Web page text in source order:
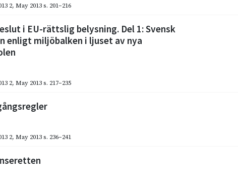
2, May 2013s. 201–216
i EU-rättslig belysning. Del 1: Svensk
enligt miljöbalken i ljuset av nya
2, May 2013s. 217–235
2, May 2013s. 236–241